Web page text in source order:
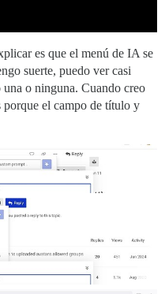
es que el menú de IA se
suerte, puedo ver casi
una o ninguna. Cuando creo
porque el campo de título y